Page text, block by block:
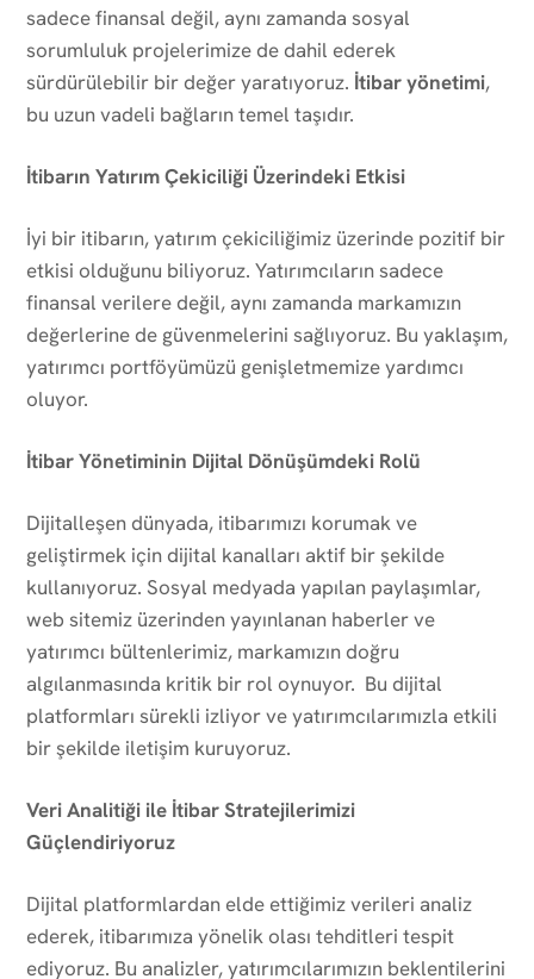
sadece finansal değil, aynı zamanda sosyal
sorumluluk projelerimize de dahil ederek
sürdürülebilir bir değer yaratıyoruz. İtibar yönetimi,
bu uzun vadeli bağların temel taşıdır.
İtibarın Yatırım Çekiciliği Üzerindeki Etkisi
İyi bir itibarın, yatırım çekiciliğimiz üzerinde pozitif bir
etkisi olduğunu biliyoruz. Yatırımcıların sadece
finansal verilere değil, aynı zamanda markamızın
değerlerine de güvenmelerini sağlıyoruz. Bu yaklaşım,
yatırımcı portföyümüzü genişletmemize yardımcı
oluyor.
İtibar Yönetiminin Dijital Dönüşümdeki Rolü
Dijitalleşen dünyada, itibarımızı korumak ve
geliştirmek için dijital kanalları aktif bir şekilde
kullanıyoruz. Sosyal medyada yapılan paylaşımlar,
web sitemiz üzerinden yayınlanan haberler ve
yatırımcı bültenlerimiz, markamızın doğru
algılanmasında kritik bir rol oynuyor. Bu dijital
platformları sürekli izliyor ve yatırımcılarımızla etkili
bir şekilde iletişim kuruyoruz.
Veri Analitiği ile İtibar Stratejilerimizi
Güçlendiriyoruz
Dijital platformlardan elde ettiğimiz verileri analiz
ederek, itibarımıza yönelik olası tehditleri tespit
ediyoruz. Bu analizler, yatırımcılarımızın beklentilerini